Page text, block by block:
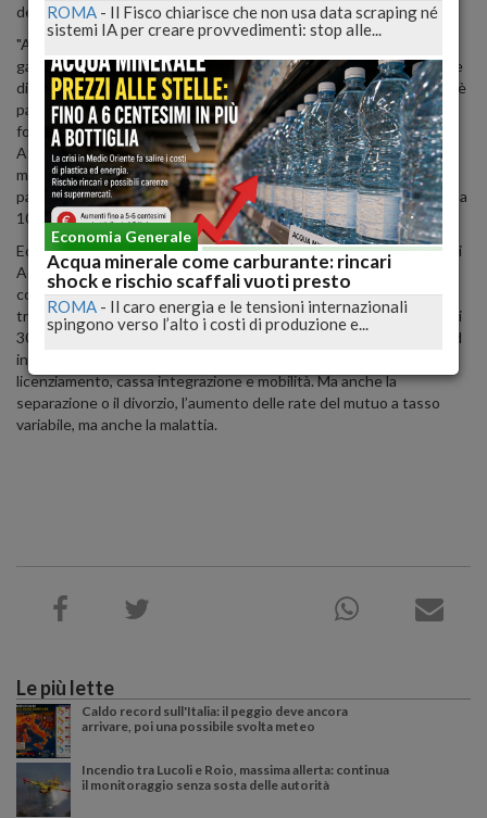
del sovraindebitamento e dell'usura, gestito da Adiconsum.
"A 20 anni, la gestione del Fondo Adiconsum ha permesso di
garantire alle famiglie in difficoltà ben 26.144.362,15 euro, a fronte
di un importo medio del debito delle famiglie che dal 1998 ad oggi è
passato da 13.136,71 euro a 27.833,25 euro, escluso il mutuo
fondiario - spiega Carlo De Masi, presidente Adiconsum -
Attualmente il Fondo può garantire finanziamenti di importo
massimo pari a 30mila, con rientri fino a 7 anni. Per situazioni
particolari il plafond è innalzabile fino a 50mila euro con rientri fino a
10 anni al tasso del 2%".
Eccol’identikit del 'sovraindebitato'contenuto nel Rapporto di
Adiconsum: coniugato, senza figli, proveniente dal Lazio, in affitto,
con contratto a tempo indeterminato, reddito mensile dichiarato
tra mille e duemila euro e un debito complessivo tra 10mila euro e i
30mila euro. Tra i motivi che portano una famiglia o una persona ad
indebitarsi c’è la diminuzione del reddito per motivi di lavoro, come
licenziamento, cassa integrazione e mobilità. Ma anche la
separazione o il divorzio, l’aumento delle rate del mutuo a tasso
variabile, ma anche la malattia.
Le più lette
Caldo record sull'Italia: il peggio deve ancora
arrivare, poi una possibile svolta meteo
Incendio tra Lucoli e Roio, massima allerta: continua
il monitoraggio senza sosta delle autorità
ROMA - Il Fisco chiarisce che non usa data scraping né
sistemi IA per creare provvedimenti: stop alle...
Economia Generale
Acqua minerale come carburante: rincari
shock e rischio scaffali vuoti presto
ROMA - Il caro energia e le tensioni internazionali
spingono verso l’alto i costi di produzione e...